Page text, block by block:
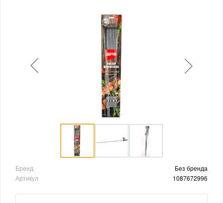
Бренд
Без бренда
Артикул
1087672996